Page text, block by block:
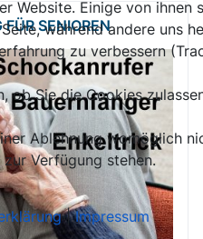
SENIOREN
Website. Einige von ihnen
während andere uns
zu verbessern
ob Sie die Cookies
Ablehnung womöglich
Verfügung stehen.
|Impressum